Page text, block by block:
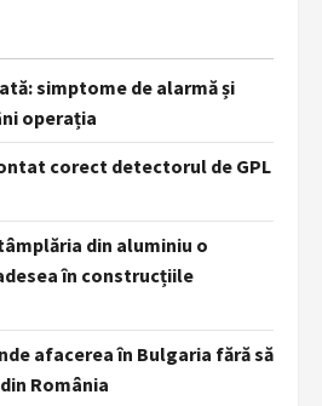
simptome de alarmă și
operația
corect detectorul de GPL
din aluminiu o
în construcțiile
afacerea în Bulgaria fără să
România